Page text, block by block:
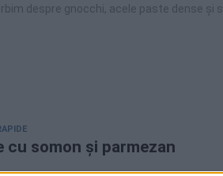
despre gnocchi, acele paste dense și
cu somon și parmezan